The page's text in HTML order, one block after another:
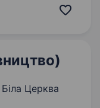
років. Ми
Біла Церква